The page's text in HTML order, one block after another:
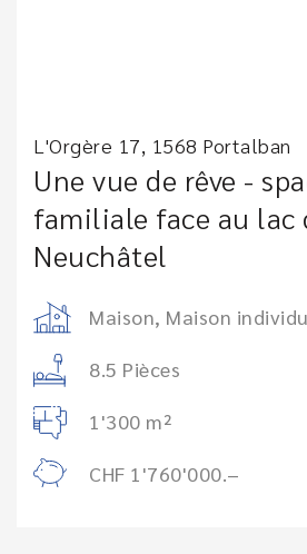
L'Orgère 17, 1568 Portalban
Une vue de rêve -
familiale face au lac
Neuchâtel
Maison, Maison
8.5 Pièces
1'300 m²
CHF 1'760'000.–